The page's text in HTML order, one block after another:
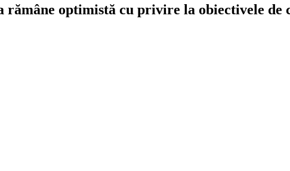
optimistă cu privire la obiectivele de